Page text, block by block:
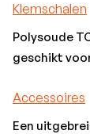
Klemschalen
Polysoude
geschikt
Accessoires
Een